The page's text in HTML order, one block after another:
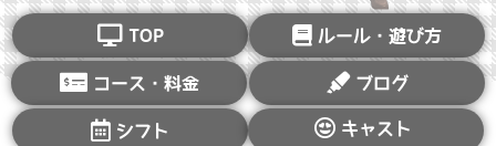
TOP ルール・遊び方
コース・料金 ブログ
シフト キャスト